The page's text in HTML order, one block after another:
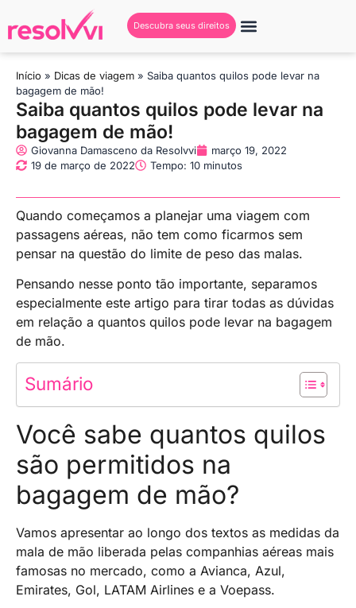
Descubra seus direitos
Início » Dicas de viagem » Saiba quantos quilos pode levar na
bagagem de mão!
Saiba quantos quilos pode levar na
bagagem de mão!
Giovanna Damasceno da Resolvvi
março 19, 2022
19 de março de 2022
Tempo: 10 minutos
Quando começamos a planejar uma viagem com
passagens aéreas, não tem como ficarmos sem
pensar na questão do limite de peso das malas.
Pensando nesse ponto tão importante, separamos
especialmente este artigo para tirar todas as dúvidas
em relação a quantos quilos pode levar na bagagem
de mão.
Sumário
Você sabe quantos quilos
são permitidos na
bagagem de mão?
Vamos apresentar ao longo dos textos as medidas da
mala de mão liberada pelas companhias aéreas mais
famosas no mercado, como a Avianca, Azul,
Emirates, Gol, LATAM Airlines e a Voepass.